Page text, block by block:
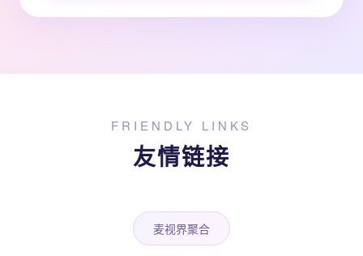
FRIENDLY LINKS
友情链接
麦视界聚合